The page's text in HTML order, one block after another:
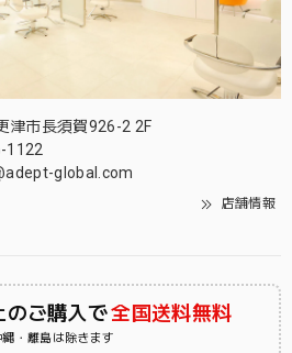
津市長須賀926-2 2F
1122
global.com
店舗情報
のご購入で全国送料無料
縄・離島は除きます